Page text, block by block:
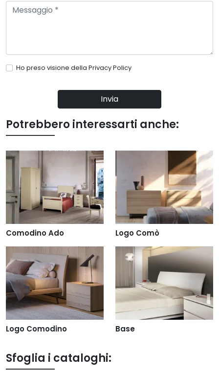
Ho preso visione della Privacy Policy
Invia
Potrebbero interessarti anche:
Comodino Ado Logo Comò
Logo Comodino Base
Sfoglia i cataloghi: